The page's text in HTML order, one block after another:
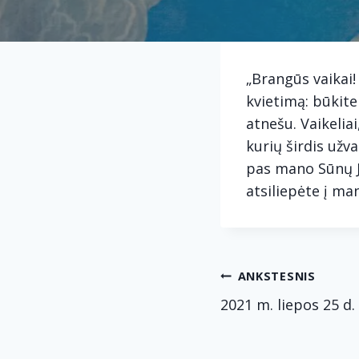
„Brangūs
kvietimą:
atnešu.
kurių širdis
pas mano
atsiliepėte į
ANKSTESNIS
2021 m. liepos 25